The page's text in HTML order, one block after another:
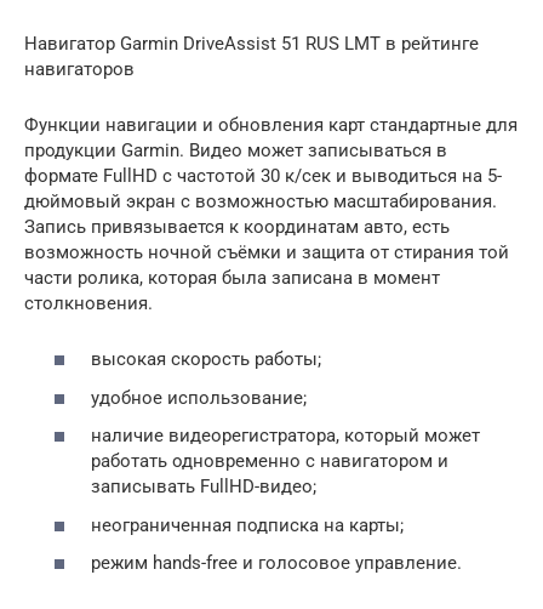
Навигатор Garmin DriveAssist 51 RUS LMT в рейтинге
навигаторов
Функции навигации и обновления карт стандартные для
продукции Garmin. Видео может записываться в
формате FullHD с частотой 30 к/сек и выводиться на 5-
дюймовый экран с возможностью масштабирования.
Запись привязывается к координатам авто, есть
возможность ночной съёмки и защита от стирания той
части ролика, которая была записана в момент
столкновения.
высокая скорость работы;
удобное использование;
наличие видеорегистратора, который может
работать одновременно с навигатором и
записывать FullHD-видео;
неограниченная подписка на карты;
режим hands-free и голосовое управление.